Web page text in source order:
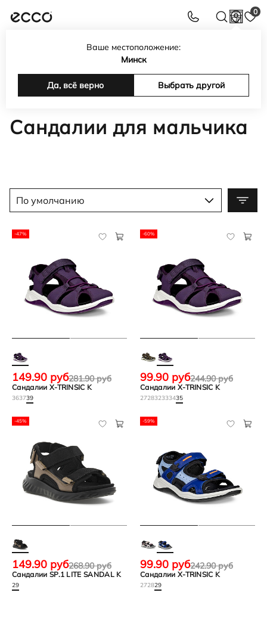
0
Ваше местоположение:
Минск
Да, всё верно Выбрать другой
Интернет-магазин обуви, сумок, аксессуаров ECCO в
Детская обувь
Обувь для мальчиков
Сандалии для мальчика
Сандалии для мальчика
По умолчанию
-47%
Сандалии X-TRINSIC K
281.90 руб
149.90 руб
363739
-60%
Сандалии X-TRINSIC K
244.90 руб
99.90 руб
272832333435
-45%
Сандалии SP.1 LITE SANDAL K
268.90 руб
149.90 руб
29
-59%
Сандалии X-TRINSIC K
242.90 руб
99.90 руб
272829